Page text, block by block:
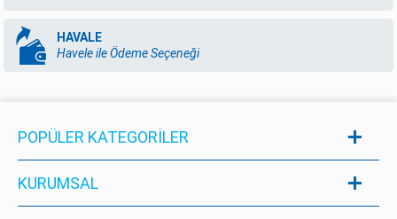
HAVALE
Havele ile Ödeme Seçeneği
POPÜLER KATEGORILER
KURUMSAL